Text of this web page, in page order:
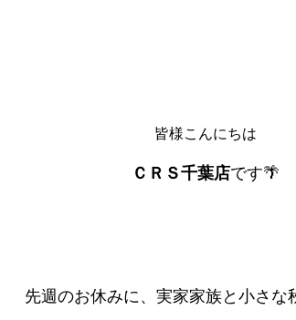
皆様こんにちは
ＣＲＳ千葉店です🌴
先週のお休みに、実家家族と小さな